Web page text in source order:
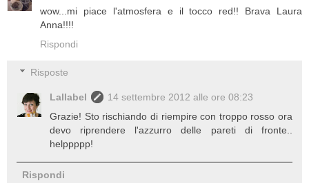
wow...mi piace l'atmosfera e il tocco red!! Brava Laura
Anna!!!!
Rispondi
Risposte
Lallabel
14 settembre 2012 alle ore 08:23
Grazie! Sto rischiando di riempire con troppo rosso ora
devo riprendere l'azzurro delle pareti di fronte..
helppppp!
Rispondi